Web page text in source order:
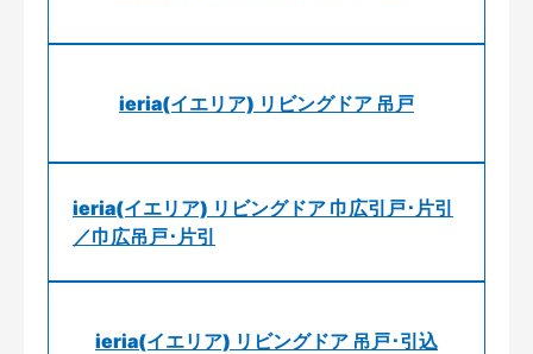
ieria(イエリア) リビングドア 吊戸
ieria(イエリア) リビングドア 巾広引戸･片引
／巾広吊戸･片引
ieria(イエリア) リビングドア 吊戸･引込